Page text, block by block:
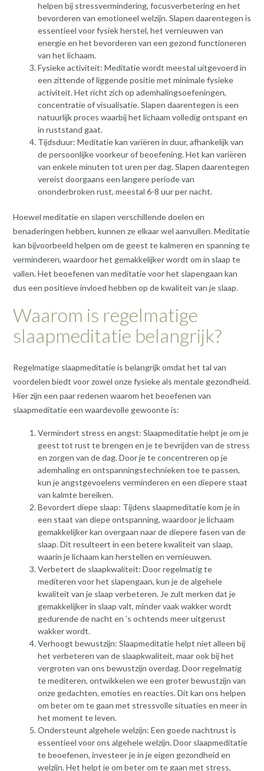
helpen bij stressvermindering, focusverbetering en het
bevorderen van emotioneel welzijn. Slapen daarentegen is
essentieel voor fysiek herstel, het vernieuwen van
energie en het bevorderen van een gezond functioneren
van het lichaam.
Fysieke activiteit: Meditatie wordt meestal uitgevoerd in
een zittende of liggende positie met minimale fysieke
activiteit. Het richt zich op ademhalingsoefeningen,
concentratie of visualisatie. Slapen daarentegen is een
natuurlijk proces waarbij het lichaam volledig ontspant en
in ruststand gaat.
Tijdsduur: Meditatie kan variëren in duur, afhankelijk van
de persoonlijke voorkeur of beoefening. Het kan variëren
van enkele minuten tot uren per dag. Slapen daarentegen
vereist doorgaans een langere periode van
ononderbroken rust, meestal 6-8 uur per nacht.
Hoewel meditatie en slapen verschillende doelen en
benaderingen hebben, kunnen ze elkaar wel aanvullen. Meditatie
kan bijvoorbeeld helpen om de geest te kalmeren en spanning te
verminderen, waardoor het gemakkelijker wordt om in slaap te
vallen. Het beoefenen van meditatie voor het slapengaan kan
dus een positieve invloed hebben op de kwaliteit van je slaap.
Waarom is regelmatige
slaapmeditatie belangrijk?
Regelmatige slaapmeditatie is belangrijk omdat het tal van
voordelen biedt voor zowel onze fysieke als mentale gezondheid.
Hier zijn een paar redenen waarom het beoefenen van
slaapmeditatie een waardevolle gewoonte is:
Vermindert stress en angst: Slaapmeditatie helpt je om je
geest tot rust te brengen en je te bevrijden van de stress
en zorgen van de dag. Door je te concentreren op je
ademhaling en ontspanningstechnieken toe te passen,
kun je angstgevoelens verminderen en een diepere staat
van kalmte bereiken.
Bevordert diepe slaap: Tijdens slaapmeditatie kom je in
een staat van diepe ontspanning, waardoor je lichaam
gemakkelijker kan overgaan naar de diepere fasen van de
slaap. Dit resulteert in een betere kwaliteit van slaap,
waarin je lichaam kan herstellen en vernieuwen.
Verbetert de slaapkwaliteit: Door regelmatig te
mediteren voor het slapengaan, kun je de algehele
kwaliteit van je slaap verbeteren. Je zult merken dat je
gemakkelijker in slaap valt, minder vaak wakker wordt
gedurende de nacht en ’s ochtends meer uitgerust
wakker wordt.
Verhoogt bewustzijn: Slaapmeditatie helpt niet alleen bij
het verbeteren van de slaapkwaliteit, maar ook bij het
vergroten van ons bewustzijn overdag. Door regelmatig
te mediteren, ontwikkelen we een groter bewustzijn van
onze gedachten, emoties en reacties. Dit kan ons helpen
om beter om te gaan met stressvolle situaties en meer in
het moment te leven.
Ondersteunt algehele welzijn: Een goede nachtrust is
essentieel voor ons algehele welzijn. Door slaapmeditatie
te beoefenen, investeer je in je eigen gezondheid en
welzijn. Het helpt je om beter om te gaan met stress,